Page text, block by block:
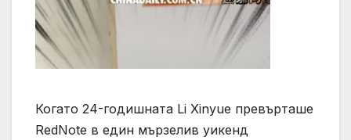
Когато 24-годишната Li Xinyue превърташе
RedNote в един мързелив уикенд